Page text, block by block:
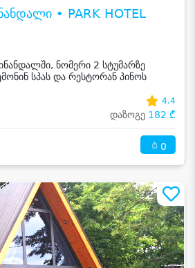
• PARK HOTEL
ნომერი 2 სტუმარზე
სპას და რესტორან პინოს
4.4
დაზოგე 182 ₾
0